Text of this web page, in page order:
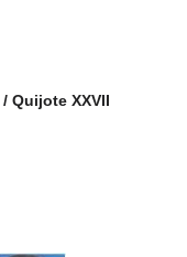
/ Quijote XXVII